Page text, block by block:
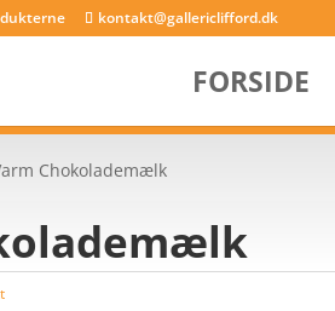
kontakt@gallericlifford.dk
FORSIDE
Chokolademælk